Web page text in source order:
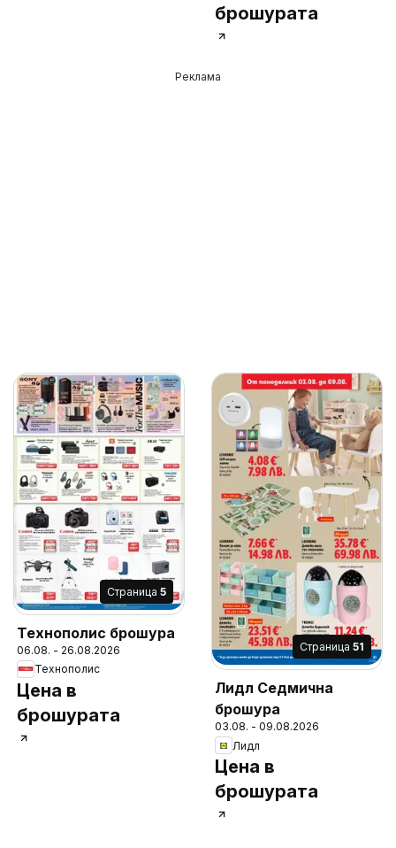
брошурата
Реклама
Cтраница 5
Технополис брошура
06.08. - 26.08.2026
Технополис
Цена в
брошурата
Cтраница 51
Лидл Седмична
брошура
03.08. - 09.08.2026
Лидл
Цена в
брошурата